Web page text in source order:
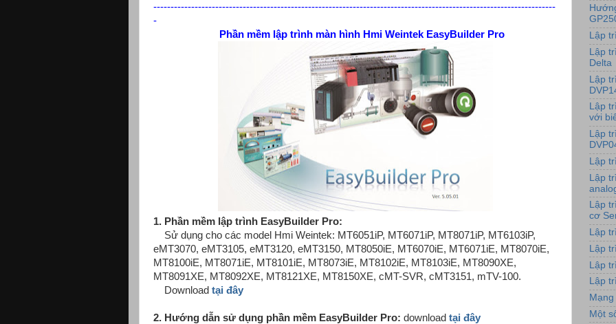
---------------------------------------------------------------------------------------------------------------------
-
Phần mềm lập trình màn hình Hmi Weintek EasyBuilder Pro
1. Phần mềm lập trình EasyBuilder Pro:
Sử dụng cho các model Hmi Weintek: MT6051iP, MT6071iP, MT8071iP, MT6103iP,
eMT3070, eMT3105, eMT3120, eMT3150, MT8050iE, MT6070iE, MT6071iE, MT8070iE,
MT8100iE, MT8071iE, MT8101iE, MT8073iE, MT8102iE, MT8103iE, MT8090XE,
MT8091XE, MT8092XE, MT8121XE, MT8150XE, cMT-SVR, cMT3151, mTV-100.
Download tại đây
2. Hướng dẫn sử dụng phần mềm EasyBuilder Pro: download tại đây
Lập
Lập
Delta
Lập
Lập
với
Lập
Lập
Lập
Lập
cơ
Lập
Lập
Lập
Lập
Một